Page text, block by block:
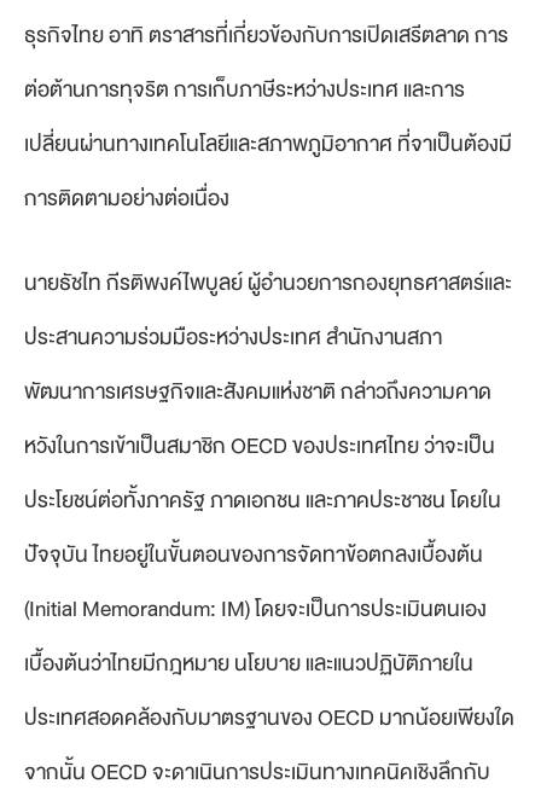
ธุรกิจไทย อาทิ ตราสารที่เกี่ยวข้องกับการเปิดเสรีตลาด การ
ต่อต้านการทุจริต การเก็บภาษีระหว่างประเทศ และการ
เปลี่ยนผ่านทางเทคโนโลยีและสภาพภูมิอากาศ ที่จาเป็นต้องมี
การติดตามอย่างต่อเนื่อง
นายธัชไท กีรติพงค์ไพบูลย์ ผู้อำนวยการกองยุทธศาสตร์และ
ประสานความร่วมมือระหว่างประเทศ สำนักงานสภา
พัฒนาการเศรษฐกิจและสังคมแห่งชาติ กล่าวถึงความคาด
หวังในการเข้าเป็นสมาชิก OECD ของประเทศไทย ว่าจะเป็น
ประโยชน์ต่อทั้งภาครัฐ ภาดเอกชน และภาคประชาชน โดยใน
ปัจจุบัน ไทยอยู่ในขั้นตอนของการจัดทาข้อตกลงเบื้องต้น
(Initial Memorandum: IM) โดยจะเป็นการประเมินตนเอง
เบื้องต้นว่าไทยมีกฎหมาย นโยบาย และแนวปฏิบัติภายใน
ประเทศสอดคล้องกับมาตรฐานของ OECD มากน้อยเพียงใด
จากนั้น OECD จะดาเนินการประเมินทางเทคนิคเชิงลึกกับ